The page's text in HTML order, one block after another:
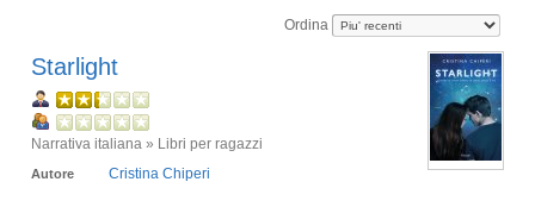
Ordina
Starlight
Narrativa italiana » Libri per ragazzi
Autore Cristina Chiperi